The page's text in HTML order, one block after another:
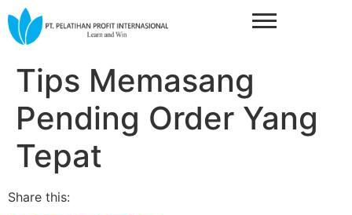
Tips Memasang
Pending Order Yang
Tepat
Share this: